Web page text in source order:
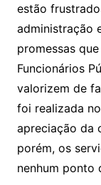
estão
administração
promessas
Funcionários
valorizem de
foi realizada
apreciação da
porém, os
nenhum ponto